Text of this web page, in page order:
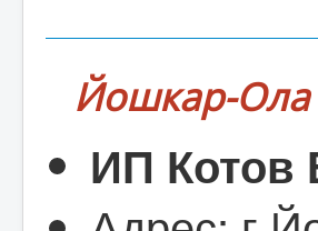
Йошкар-Ола
ИП Котов